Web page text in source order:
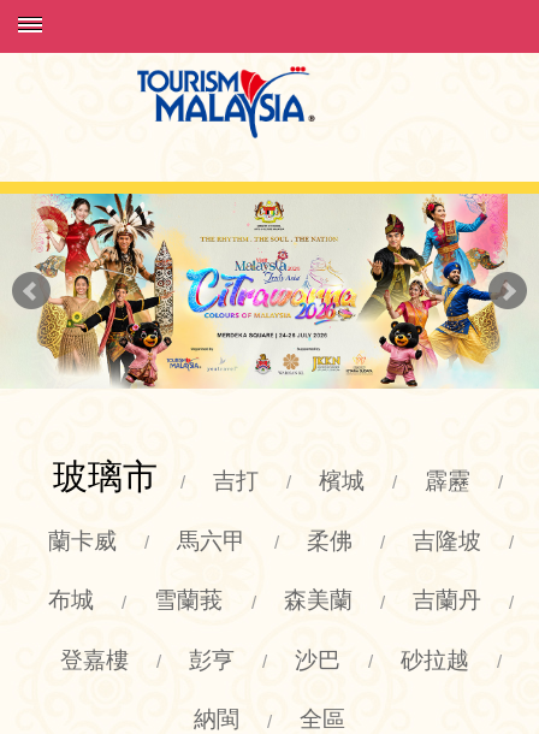
玻璃市 / 吉打 / 檳城 / 霹靂 /
蘭卡威 / 馬六甲 / 柔佛 / 吉隆坡 /
布城 / 雪蘭莪 / 森美蘭 / 吉蘭丹 /
登嘉樓 / 彭亨 / 沙巴 / 砂拉越 /
納閩 / 全區